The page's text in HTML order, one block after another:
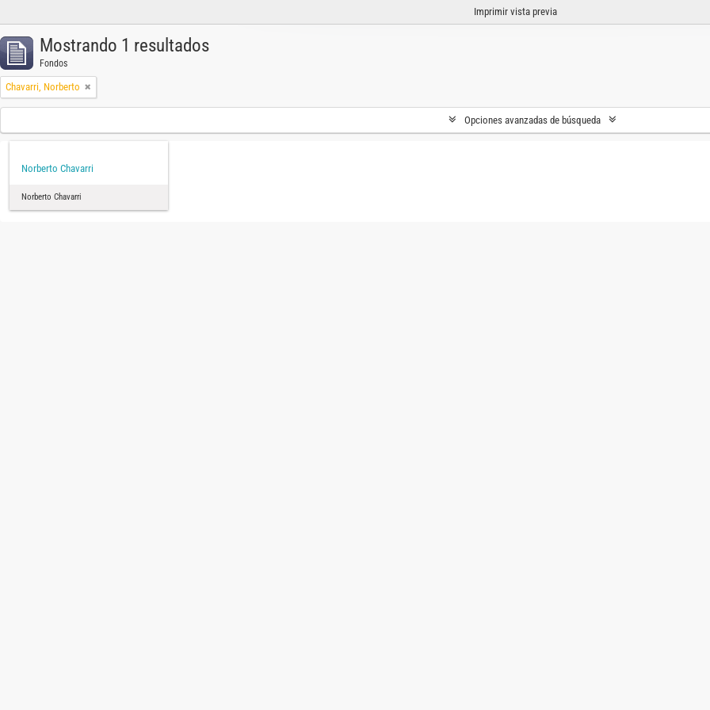
Imprimir vista previa
Mostrando 1 resultados
Fondos
Chavarri, Norberto
Opciones avanzadas de búsqueda
Norberto Chavarri
Norberto Chavarri